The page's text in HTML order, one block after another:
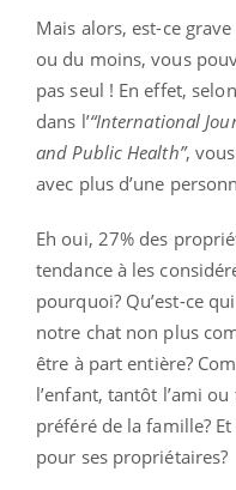
Mais alors, est-ce
ou du moins, vous
pas seul ! En effet,
dans l’“International
and Public Health”,
avec plus d’une
Eh oui, 27% des
tendance à les
pourquoi? Qu’est-ce
notre chat non plus
être à part entière?
l’enfant, tantôt l’ami
préféré de la famille?
pour ses propriétaires?